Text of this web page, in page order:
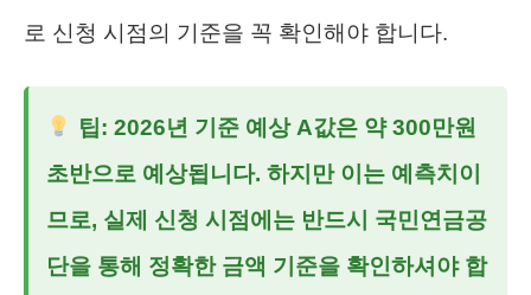
로 신청 시점의 기준을 꼭 확인해야 합니다.
팁: 2026년 기준 예상 A값은 약 300만원
초반으로 예상됩니다. 하지만 이는 예측치이
므로, 실제 신청 시점에는 반드시 국민연금공
단을 통해 정확한 금액 기준을 확인하셔야 합